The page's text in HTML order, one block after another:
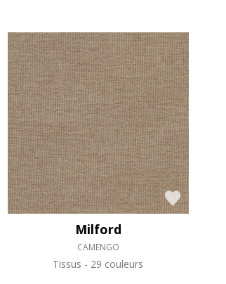
Milford
CAMENGO
Tissus 29 couleurs